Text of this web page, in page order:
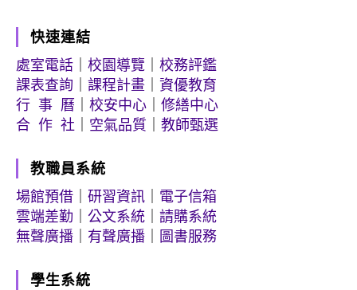
快速連結
處室電話
校園導覽
校務評鑑
課表查詢
課程計畫
資優教育
行 事 曆
校安中心
修繕中心
合 作 社
空氣品質 教師甄選
教職員系統
場館預借
研習資訊
電子信箱
雲端差勤
公文系統
請購系統
無聲廣播
有聲廣播 圖書服務
學生系統